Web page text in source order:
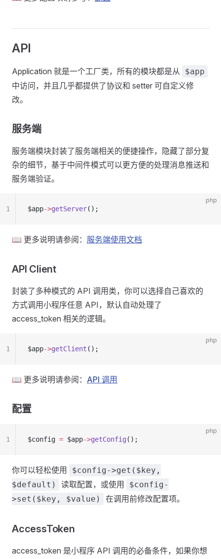
API
Application 就是一个工厂类，所有的模块都是从 $app
中访问，并且几乎都提供了协议和 setter 可自定义修
改。
服务端
服务端模块封装了服务端相关的便捷操作，隐藏了部分复
杂的细节，基于中间件模式可以更方便的处理消息推送和
服务端验证。
php
$app->getServer();
1
📖 更多说明请参阅： 服务端使用文档
API Client
封装了多种模式的 API 调用类，你可以选择自己喜欢的
方式调用小程序任意 API，默认自动处理了
access_token 相关的逻辑。
php
$app->getClient ();
1
📖 更多说明请参阅： API 调用
配置
php
$config = $app->getConfig ();
1
你可以轻松使用
$config->get($key,
$default)
读取配置，或使用
$config-
>set($key, $value)
在调用前修改配置项。
AccessToken
access_token 是小程序 API 调用的必备条件，如果你想